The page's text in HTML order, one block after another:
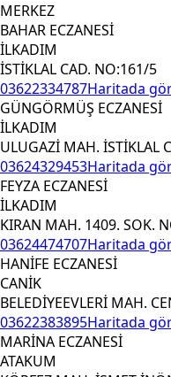
MERKEZ
BAHAR ECZANESİ
İLKADIM
İSTİKLAL CAD. NO:161/5
03622334787Haritada
GÜNGÖRMÜŞ ECZANESİ
İLKADIM
ULUGAZİ MAH. İSTİKLAL
03624329453Haritada
FEYZA ECZANESİ
İLKADIM
KIRAN MAH. 1409. SOK.
03624474707Haritada
HANİFE ECZANESİ
CANİK
BELEDİYEEVLERİ MAH.
03622383895Haritada
MARİNA ECZANESİ
ATAKUM